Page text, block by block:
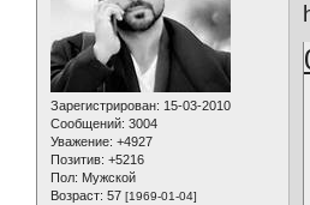
Зарегистрирован: 15-03-2010
Сообщений: 3004
Уважение: +4927
Позитив: +5216
Пол: Мужской
Возраст: 57 [1969-01-04]